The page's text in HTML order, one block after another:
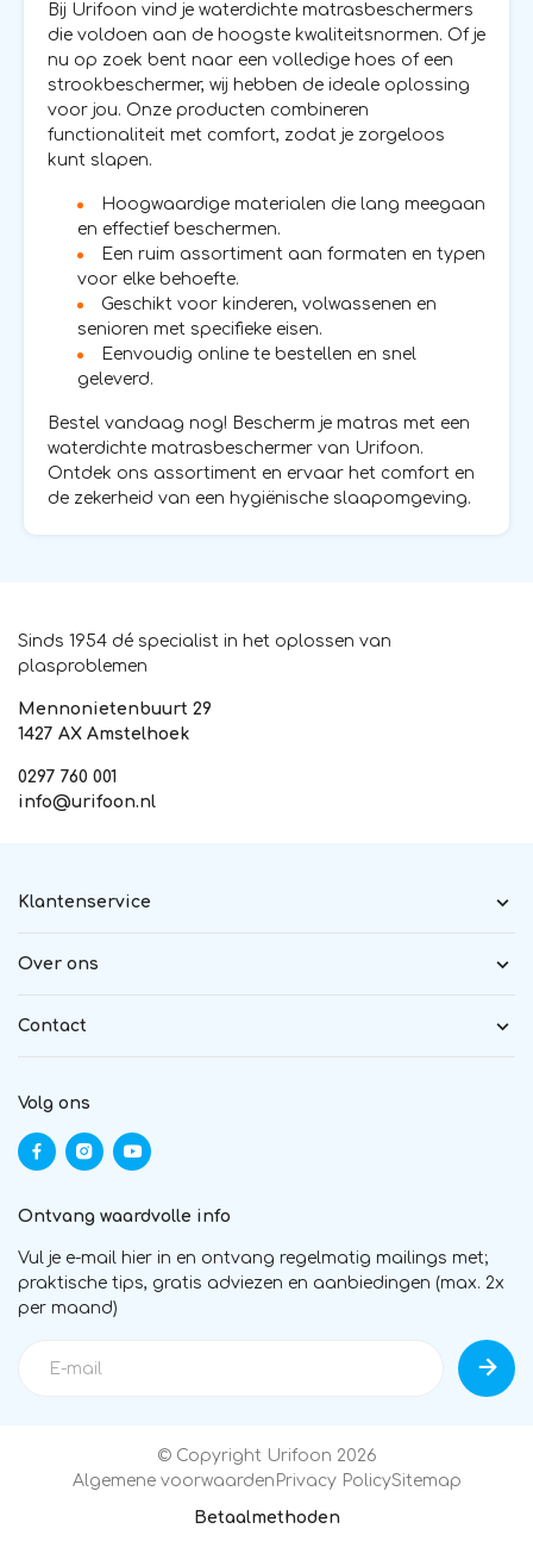
Bij Urifoon vind je waterdichte matrasbeschermers
die voldoen aan de hoogste kwaliteitsnormen. Of je
nu op zoek bent naar een volledige hoes of een
strookbeschermer, wij hebben de ideale oplossing
voor jou. Onze producten combineren
functionaliteit met comfort, zodat je zorgeloos
kunt slapen.
Hoogwaardige materialen die lang meegaan
en effectief beschermen.
Een ruim assortiment aan formaten en typen
voor elke behoefte.
Geschikt voor kinderen, volwassenen en
senioren met specifieke eisen.
Eenvoudig online te bestellen en snel
geleverd.
Bestel vandaag nog! Bescherm je matras met een
waterdichte matrasbeschermer van Urifoon.
Ontdek ons assortiment en ervaar het comfort en
de zekerheid van een hygiënische slaapomgeving.
Sinds 1954 dé specialist in het oplossen van
plasproblemen
Mennonietenbuurt 29
1427 AX Amstelhoek
0297 760 001
info@urifoon.nl
Klantenservice
Over ons
Contact
Volg ons
Ontvang waardvolle info
Vul je e-mail hier in en ontvang regelmatig mailings met;
praktische tips, gratis adviezen en aanbiedingen (max. 2x
per maand)
© Copyright Urifoon 2026
Algemene voorwaarden Privacy PolicySitemap
Betaalmethoden